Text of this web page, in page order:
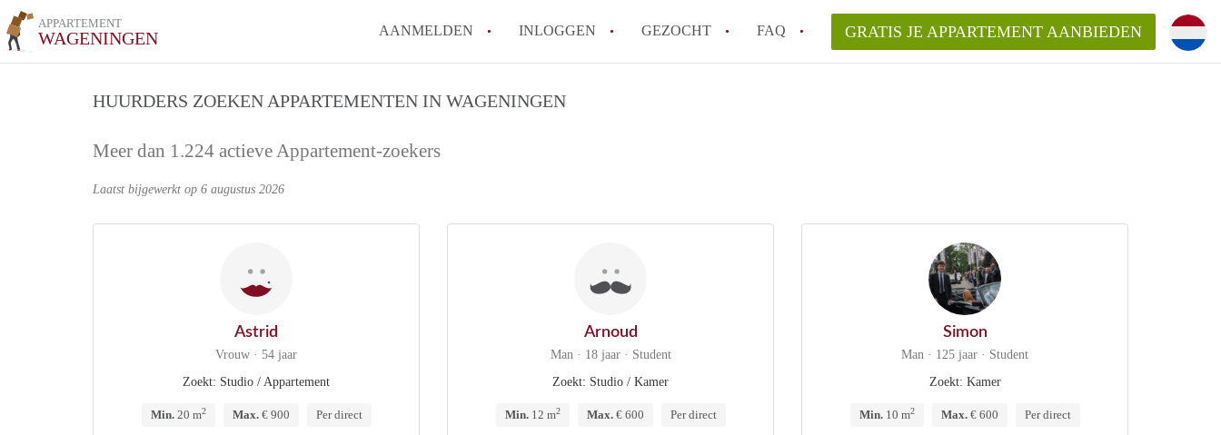
APPARTEMENT
WAGENINGEN AANMELDEN INLOGGEN GEZOCHT FAQ
Wat is de privacyverklaring van AppartementWageningen?
Appartement / Appartementen in Wageningen?
Alle veelgestelde vragen
GRATIS JE APPARTEMENT AANBIEDEN
HUURDERS ZOEKEN APPARTEMENTEN IN WAGENINGEN
Meer dan 1.224 actieve Appartement-zoekers
Laatst bijgewerkt op 6 augustus 2026
Astrid
Vrouw · 54 jaar
Zoekt: Studio / Appartement
Min.20 m2 Max.€ 900 Per direct
Arnoud
Man · 18 jaar · Student
Zoekt: Studio / Kamer
Min.12 m2 Max.€ 600 Per direct
Simon
Man · 125 jaar · Student
Zoekt: Kamer
Min.10 m2 Max.€ 600 Per direct